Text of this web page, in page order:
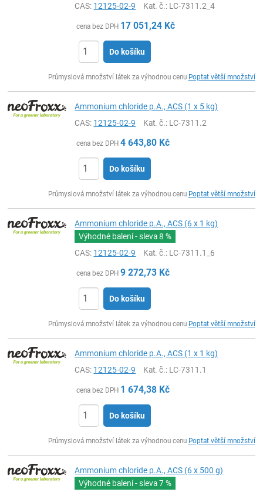
CAS: 12125-02-9 Kat. č.: LC-7311.2_4
cena bez DPH 17 051,24 Kč
Do košíku
Průmyslová množství látek za výhodnou cenu Poptat větší množství
Ammonium chloride p.A., ACS (1 x 5 kg)
CAS: 12125-02-9 Kat. č.: LC-7311.2
cena bez DPH 4 643,80 Kč
Do košíku
Průmyslová množství látek za výhodnou cenu Poptat větší množství
Ammonium chloride p.A., ACS (6 x 1 kg)
Výhodné balení - sleva8 %
CAS: 12125-02-9 Kat. č.: LC-7311.1_6
cena bez DPH 9 272,73 Kč
Do košíku
Průmyslová množství látek za výhodnou cenu Poptat větší množství
Ammonium chloride p.A., ACS (1 x 1 kg)
CAS: 12125-02-9 Kat. č.: LC-7311.1
cena bez DPH 1 674,38 Kč
Do košíku
Průmyslová množství látek za výhodnou cenu Poptat větší množství
Ammonium chloride p.A., ACS (6 x 500 g)
Výhodné balení - sleva7 %